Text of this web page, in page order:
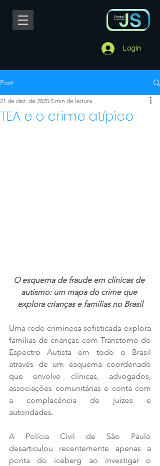
Login
Post
TEA e o crime atípico
21 de dez. de 2025 5 min de leitura
O esquema de fraude em clínicas de
autismo: um mapa do crime que
explora crianças e famílias no Brasil
Uma rede criminosa sofisticada explora
famílias de crianças com Transtorno do
Espectro Autista em todo o Brasil
através de um esquema coordenado
que envolve clínicas, advogados,
associações comunitárias e conta com
a complacência de juízes e
autoridades.
A Polícia Civil de São Paulo
desarticulou recentemente apenas a
ponta do iceberg ao investigar o